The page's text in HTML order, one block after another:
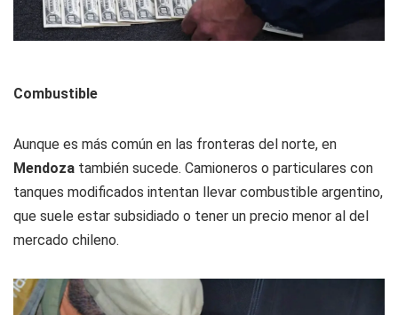
Combustible
Aunque es más común en las fronteras del norte, en
Mendoza también sucede. Camioneros o particulares con
tanques modificados intentan llevar combustible argentino,
que suele estar subsidiado o tener un precio menor al del
mercado chileno.